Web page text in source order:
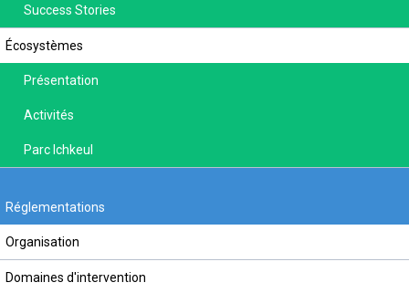
Success Stories
Écosystèmes
Présentation
Activités
Parc Ichkeul
Réglementations
Organisation
Domaines d'intervention